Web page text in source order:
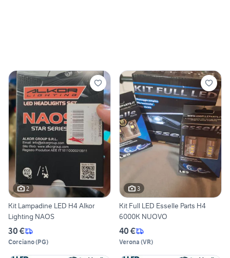
2
Kit Lampadine LED H4 Alkor
Lighting NAOS
30 €
Corciano(PG)
3
Kit Full LED Esselle Parts H4
6000K NUOVO
40 €
Verona (VR)